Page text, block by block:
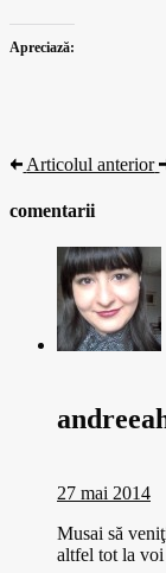
Apreciază:
Articolul anterior
comentarii
27 mai 2014
Musai să
altfel tot la